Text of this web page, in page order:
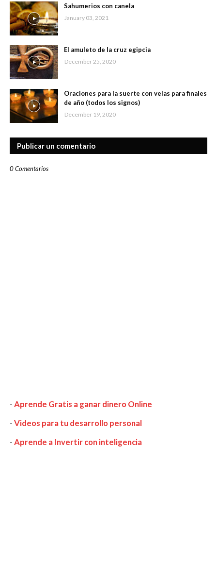
Sahumerios con canela
January 03, 2021
El amuleto de la cruz egipcia
December 25, 2020
Oraciones para la suerte con velas para finales
de año (todos los signos)
December 19, 2020
Publicar un comentario
0 Comentarios
-Aprende Gratis a ganar dinero Online
-Videos para tu desarrollo personal
-Aprende a Invertir con inteligencia